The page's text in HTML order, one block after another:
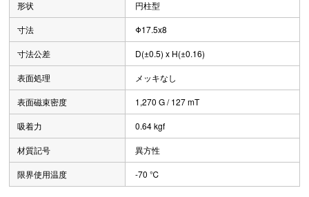
形状 円柱型
寸法 Φ17.5x8
寸法公差 D(±0.5) x H(±0.16)
表面処理 メッキなし
表面磁束密度 1,270 G / 127 mT
吸着力 0.64 kgf
材質記号 異方性
限界使用温度 -70 ℃